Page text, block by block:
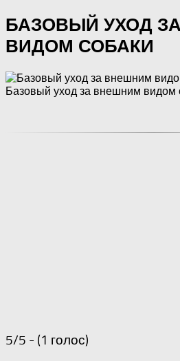
БАЗОВЫЙ УХОД
ВИДОМ СОБАКИ
Базовый уход за внешним видом
5/5 - (1 голос)